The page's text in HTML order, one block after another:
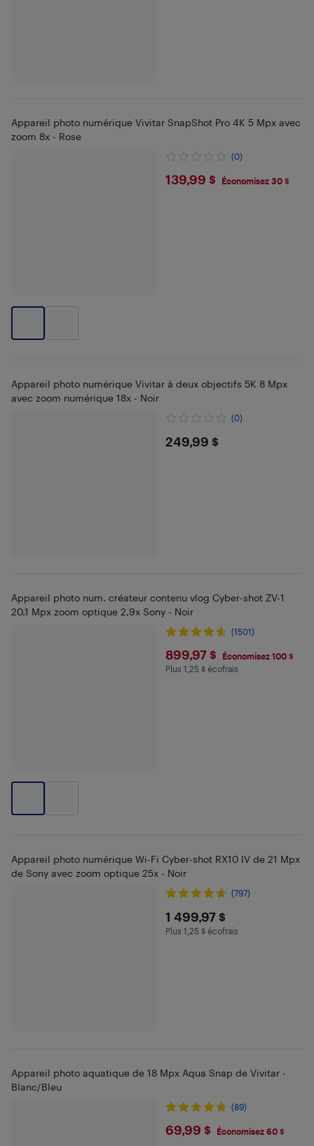
Appareil photo numérique Vivitar SnapShot Pro 4K 5 Mpx avec
zoom 8x - Rose
(0)
$139.99
139,99 $ Économisez 30 $
Appareil photo numérique Vivitar à deux objectifs 5K 8 Mpx
avec zoom numérique 18x - Noir
(0)
$249.99
249,99 $
Appareil photo num. créateur contenu vlog Cyber-shot ZV-1
20,1 Mpx zoom optique 2,9x Sony - Noir
(1501)
$899.97
899,97 $ Économisez 100 $
Plus 1.25 $ en écofrais
Plus 1,25 $ écofrais
Appareil photo numérique Wi-Fi Cyber-shot RX10 IV de 21 Mpx
de Sony avec zoom optique 25x - Noir
(797)
$1499.97
1 499,97 $
Plus 1.25 $ en écofrais
Plus 1,25 $ écofrais
Appareil photo aquatique de 18 Mpx Aqua Snap de Vivitar -
Blanc/Bleu
(89)
$69.99
69,99 $ Économisez 60 $